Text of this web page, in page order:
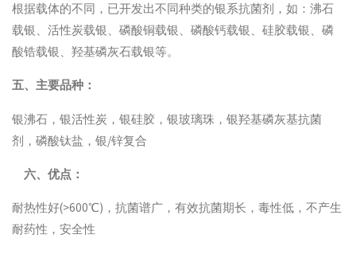
根据载体的不同，已开发出不同种类的银系抗菌剂，如：沸石
载银、活性炭载银、磷酸铜载银、磷酸钙载银、硅胶载银、磷
酸锆载银、羟基磷灰石载银等。
五、主要品种：
银沸石，银活性炭，银硅胶，银玻璃珠，银羟基磷灰基抗菌
剂，磷酸钛盐，银/锌复合
六、优点：
耐热性好(>600℃)，抗菌谱广，有效抗菌期长，毒性低，不产生
耐药性，安全性